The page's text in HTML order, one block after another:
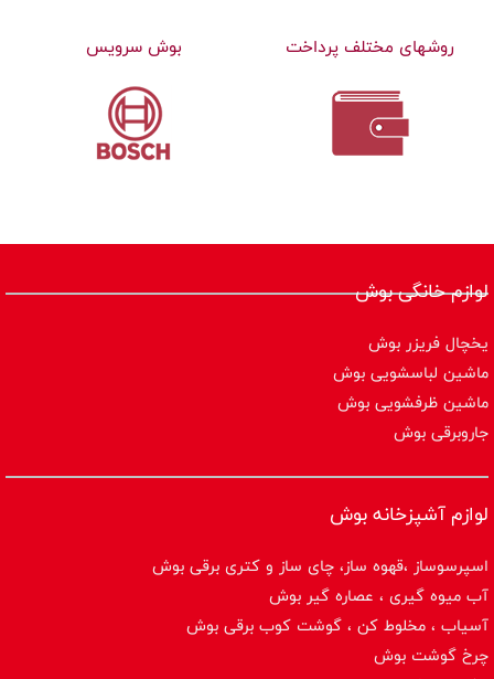
روشهای مختلف پرداخت بوش سرویس
لوازم خانگی بوش
یخچال فریزر بوش
ماشین لباسشویی بوش
ماشین ظرفشویی بوش
جاروبرقی بوش
لوازم آشپزخانه بوش
اسپرسوساز ،قهوه ساز، چای ساز و کتری برقی بوش
آب میوه گیری ، عصاره گیر بوش
آسیاب ، مخلوط کن ، گوشت کوب برقی بوش
چرخ گوشت بوش